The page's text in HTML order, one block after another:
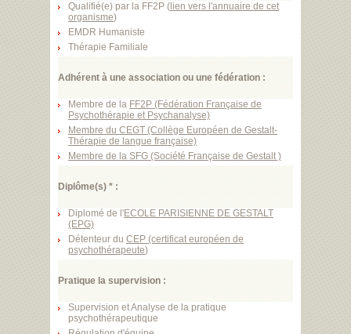
Qualifié(e) par la FF2P ( lien vers l'annuaire de cet
organisme)
EMDR Humaniste
Thérapie Familiale
Adhérent à une association ou une fédération :
Membre de la FF2P (Fédération Française de
Psychothérapie et Psychanalyse)
Membre du CEGT (Collège Européen de Gestalt-
Thérapie de langue française)
Membre de la SFG (Société Française de Gestalt )
Diplôme(s) * :
Diplomé de l'ECOLE PARISIENNE DE GESTALT
(EPG)
Détenteur du CEP (certificat européen de
psychothérapeute)
Pratique la supervision :
Supervision et Analyse de la pratique
psychothérapeutique